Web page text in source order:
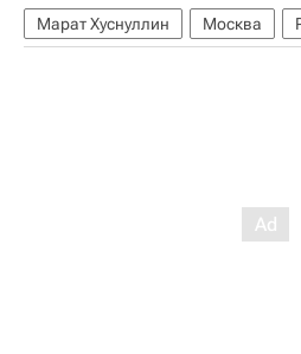
Марат Хуснуллин Москва